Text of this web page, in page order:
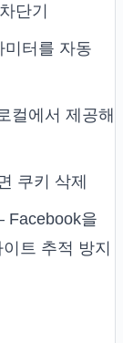
단기
터를 자동
컬에서 제공해
쿠키 삭제
을
트 추적 방지